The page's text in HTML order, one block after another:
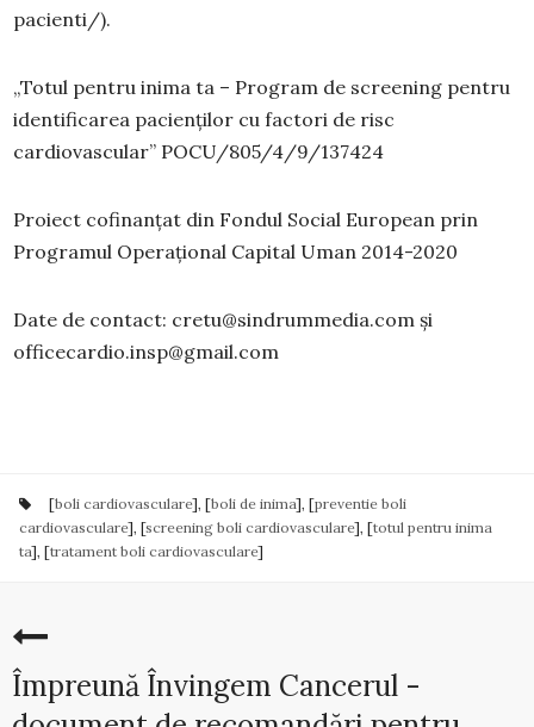
pacienti/).
„Totul pentru inima ta – Program de screening pentru
identificarea pacienților cu factori de risc
cardiovascular” POCU/805/4/9/137424
Proiect cofinanțat din Fondul Social European prin
Programul Operațional Capital Uman 2014-2020
Date de contact: cretu@sindrummedia.com și
officecardio.insp@gmail.com
[boli cardiovasculare], [boli de inima], [preventie boli
cardiovasculare], [screening boli cardiovasculare], [totul pentru inima
ta], [tratament boli cardiovasculare]
Împreună Învingem Cancerul -